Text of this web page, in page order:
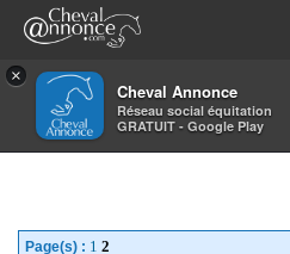
×
Cheval Annonce
Réseau social équitation
GRATUIT - Google Play
>La santé - les soins
PONEY ATTEINT DE LA
Page(s) : 1 2